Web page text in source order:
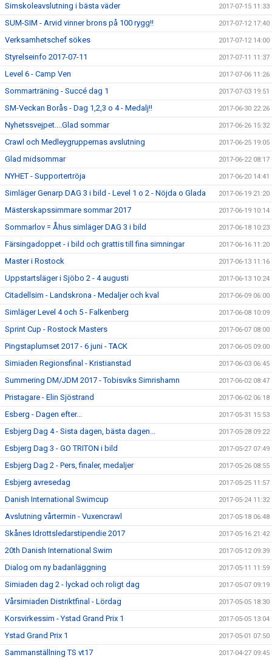
Simskoleavslutning i bästa väder 2017-07-15 11:33
SUM-SIM - Arvid vinner brons på 100 rygg!! 2017-07-12 17:40
Verksamhetschef sökes 2017-07-12 14:00
Styrelseinfo 2017-07-11 2017-07-11 11:37
Level 6 - Camp Ven 2017-07-06 11:26
Sommarträning - Succé dag 1 2017-07-03 19:51
SM-Veckan Borås - Dag 1,2,3 o 4 - Medalj!! 2017-06-30 22:26
Nyhetssvejpet....Glad sommar 2017-06-26 15:32
Crawl och Medleygruppernas avslutning 2017-06-25 19:05
Glad midsommar 2017-06-22 08:17
NYHET - Supportertröja 2017-06-20 14:41
Simläger Genarp DAG 3 i bild - Level 1 o 2 - Nöjda o Glada 2017-06-19 21:20
Mästerskapssimmare sommar 2017 2017-06-19 10:14
Sommarlov = Åhus simläger DAG 3 i bild 2017-06-18 10:23
Färsingadoppet - i bild och grattis till fina simningar 2017-06-16 11:20
Master i Rostock 2017-06-13 11:16
Uppstartsläger i Sjöbo 2 - 4 augusti 2017-06-13 10:24
Citadellsim - Landskrona - Medaljer och kval 2017-06-09 06:00
Simläger Level 4 och 5 - Falkenberg 2017-06-08 10:09
Sprint Cup - Rostock Masters 2017-06-07 08:00
Pingstaplumset 2017 - 6 juni - TACK 2017-06-05 09:00
Simiaden Regionsfinal - Kristianstad 2017-06-03 06:45
Summering DM/JDM 2017 - Tobisviks Simrishamn 2017-06-02 08:47
Pristagare - Elin Sjöstrand 2017-06-02 06:18
Esberg - Dagen efter... 2017-05-31 15:53
Esbjerg Dag 4 - Sista dagen, bästa dagen... 2017-05-28 09:22
Esbjerg Dag 3 - GO TRITON i bild 2017-05-27 07:49
Esbjerg Dag 2 - Pers, finaler, medaljer 2017-05-26 08:55
Esbjerg avresedag 2017-05-25 11:57
Danish International Swimcup 2017-05-24 11:32
Avslutning vårtermin - Vuxencrawl 2017-05-18 06:48
Skånes Idrottsledarstipendie 2017 2017-05-16 21:42
20th Danish International Swim 2017-05-12 09:39
Dialog om ny badanläggning 2017-05-11 11:59
Simiaden dag 2 - lyckad och roligt dag 2017-05-07 09:19
Vårsimiaden Distriktfinal - Lördag 2017-05-05 18:30
Korsvirkessim - Ystad Grand Prix 1 2017-05-05 13:04
Ystad Grand Prix 1 2017-05-01 07:50
Sammanställning TS vt17 2017-04-27 09:45